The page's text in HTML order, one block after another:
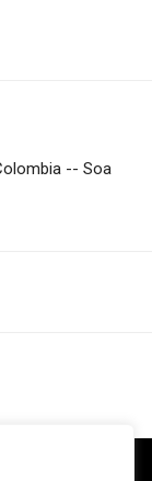
-- Soa